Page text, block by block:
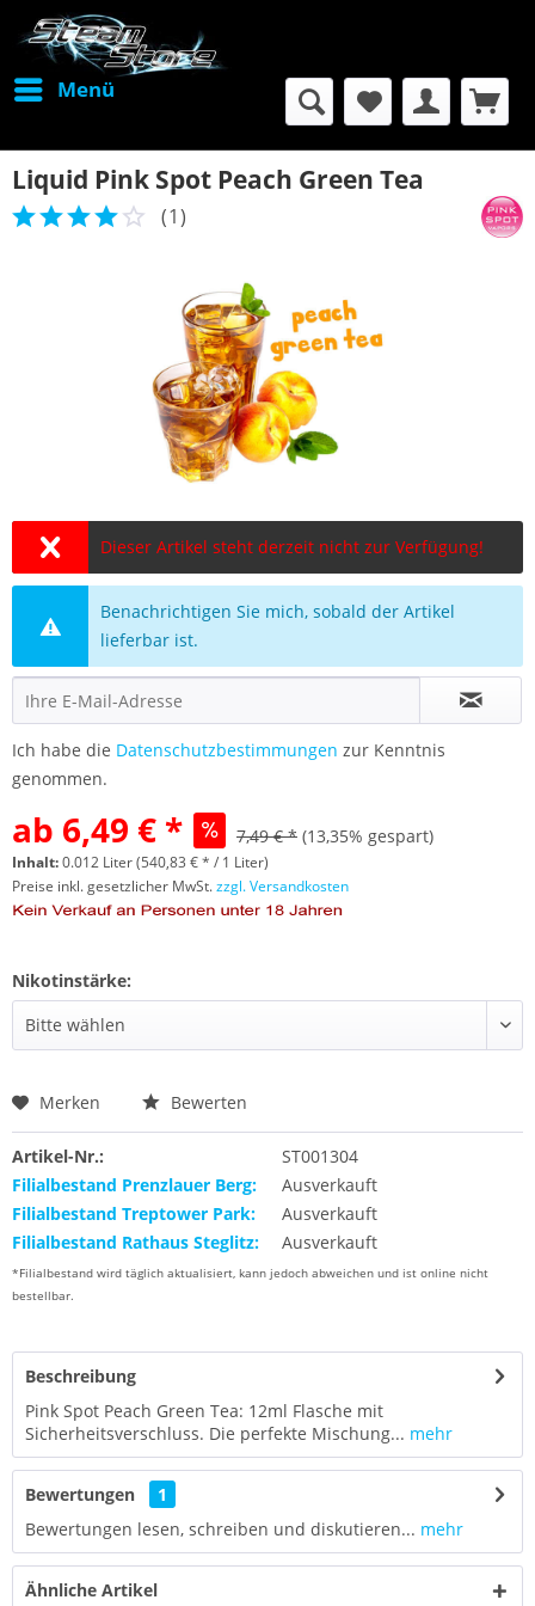
Menü
Liquid Pink Spot Peach Green Tea
(1)
Dieser Artikel steht derzeit nicht zur Verfügung!
Benachrichtigen Sie mich, sobald der Artikel
lieferbar ist.
Ich habe die Datenschutzbestimmungen zur Kenntnis
genommen.
ab 6,49 € * 7,49 € * (13,35% gespart)
Inhalt:0.012 Liter (540,83 € * / 1 Liter)
Preise inkl. gesetzlicher MwSt.zzgl. Versandkosten
Nikotinstärke:
Merken Bewerten
Artikel-Nr.:
ST001304
Filialbestand Prenzlauer Berg:
Ausverkauft
Filialbestand Treptower Park:
Ausverkauft
Filialbestand Rathaus Steglitz:
Ausverkauft
*Filialbestand wird täglich aktualisiert, kann jedoch abweichen und ist online nicht
bestellbar.
Beschreibung
Pink Spot Peach Green Tea: 12ml Flasche mit
Sicherheitsverschluss. Die perfekte Mischung... mehr
Bewertungen
1
Bewertungen lesen, schreiben und diskutieren... mehr
Ähnliche Artikel